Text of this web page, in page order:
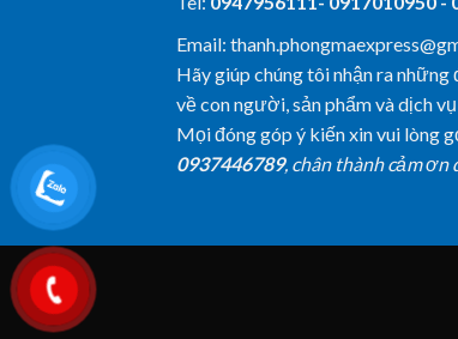
Email:
Hãy giúp chúng tôi nhận ra
về con người, sản phẩm và dịch
Mọi đóng góp ý kiến xin vui lòng
0937446789, chân thành cảm ơn